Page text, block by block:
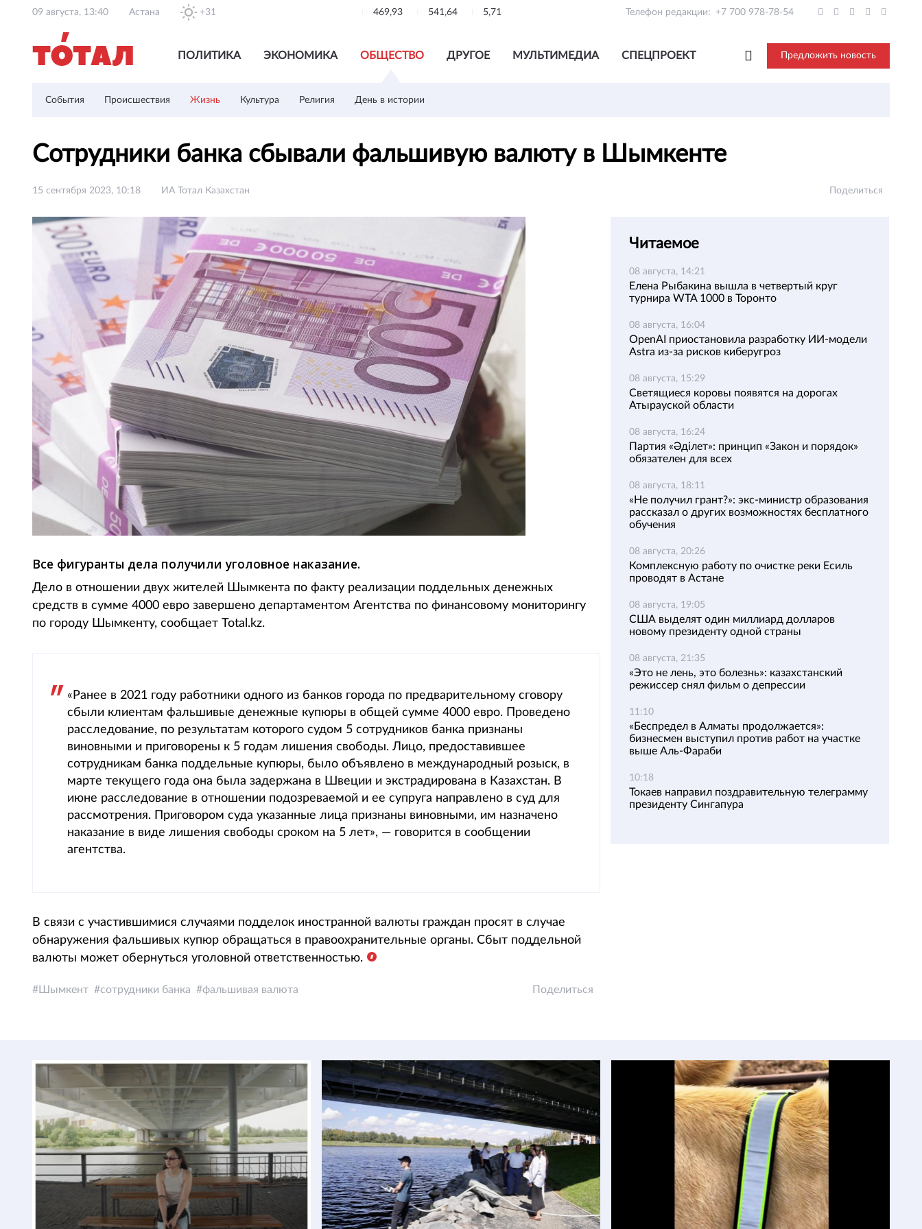
09 августа, 13:40 Астана +31 469,93 541,64 5,71 Телефон редакции: +7 700 978-78-54
ПОЛИТИКА ЭКОНОМИКА ОБЩЕСТВО ДРУГОЕ МУЛЬТИМЕДИА СПЕЦПРОЕКТ Предложить новость
События Происшествия Жизнь Культура Религия День в истории
Сотрудники банка сбывали фальшивую валюту в Шымкенте
15 сентября 2023, 10:18 ИА Тотал Казахстан Поделиться
Все фигуранты дела получили уголовное наказание.
Дело в отношении двух жителей Шымкента по факту реализации поддельных денежных
средств в сумме 4000 евро завершено департаментом Агентства по финансовому мониторингу
по городу Шымкенту, сообщает Total.kz.
«Ранее в 2021 году работники одного из банков города по предварительному сговору
сбыли клиентам фальшивые денежные купюры в общей сумме 4000 евро. Проведено
расследование, по результатам которого судом 5 сотрудников банка признаны
виновными и приговорены к 5 годам лишения свободы. Лицо, предоставившее
сотрудникам банка поддельные купюры, было объявлено в международный розыск, в
марте текущего года она была задержана в Швеции и экстрадирована в Казахстан. В
июне расследование в отношении подозреваемой и ее супруга направлено в суд для
рассмотрения. Приговором суда указанные лица признаны виновными, им назначено
наказание в виде лишения свободы сроком на 5 лет», — говорится в сообщении
агентства.
В связи с участившимися случаями подделок иностранной валюты граждан просят в случае
обнаружения фальшивых купюр обращаться в правоохранительные органы. Сбыт поддельной
валюты может обернуться уголовной ответственностью.
Шымкент сотрудники банка фальшивая валюта Поделиться
Читаемое
08 августа, 14:21
Елена Рыбакина вышла в четвертый круг
турнира WTA 1000 в Торонто
08 августа, 16:04
OpenAI приостановила разработку ИИ-модели
Astra из-за рисков киберугроз
08 августа, 15:29
Светящиеся коровы появятся на дорогах
Атырауской области
08 августа, 16:24
Партия «Әділет»: принцип «Закон и порядок»
обязателен для всех
08 августа, 18:11
«Не получил грант?»: экс-министр образования
рассказал о других возможностях бесплатного
обучения
08 августа, 20:26
Комплексную работу по очистке реки Есиль
проводят в Астане
08 августа, 19:05
США выделят один миллиард долларов
новому президенту одной страны
08 августа, 21:35
«Это не лень, это болезнь»: казахстанский
режиссер снял фильм о депрессии
11:10
«Беспредел в Алматы продолжается»:
бизнесмен выступил против работ на участке
выше Аль-Фараби
10:18
Токаев направил поздравительную телеграмму
президенту Сингапура